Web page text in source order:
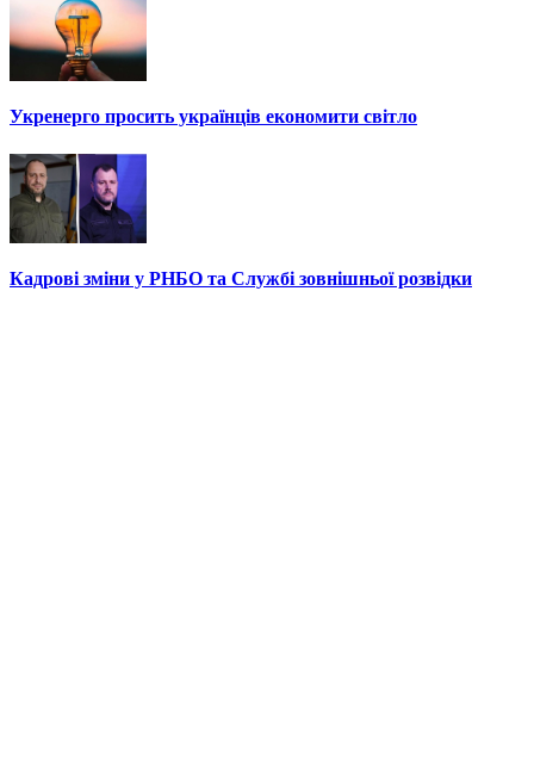
Укренерго просить українців економити світло
Кадрові зміни у РНБО та Службі зовнішньої розвідки